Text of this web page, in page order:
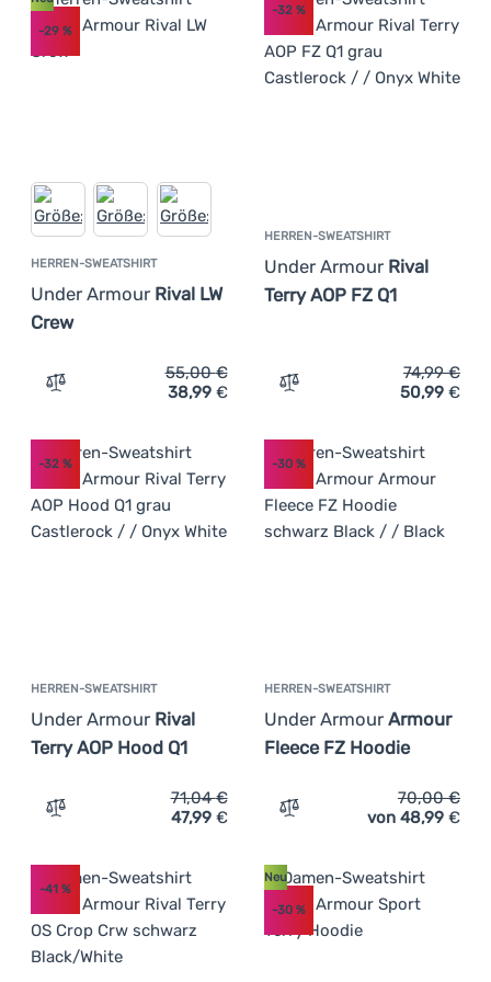
HERREN-SWEATSHIRT
Under Armour Rival LW
Crew
-29 %
Zum Vergleich 'Herren-Sweatshirt Under Armour Rival
55,00€
38,99 €
HERREN-SWEATSHIRT
Under Armour Rival
Terry AOP FZ Q1
-32%
Zum Vergleich 'Herren-
74,99€
50,99 €
HERREN-SWEATSHIRT
Under Armour Rival
Terry AOP Hood Q1
-32 %
Zum Vergleich 'Herren-Sweatshirt Under Armour Rival
71,04€
47,99 €
HERREN-SWEATSHIRT
Under Armour Armour
Fleece FZ Hoodie
-30%
Zum Vergleich 'Herren-
70,00€
von 48,99 €
-41 %
Neu
-30%